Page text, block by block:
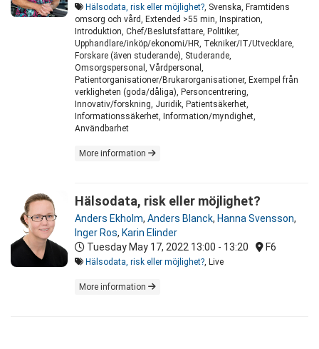
Hälsodata, risk eller möjlighet?, Svenska, Framtidens
omsorg och vård, Extended >55 min, Inspiration,
Introduktion, Chef/Beslutsfattare, Politiker,
Upphandlare/inköp/ekonomi/HR, Tekniker/IT/Utvecklare,
Forskare (även studerande), Studerande,
Omsorgspersonal, Vårdpersonal,
Patientorganisationer/Brukarorganisationer, Exempel från
verkligheten (goda/dåliga), Personcentrering,
Innovativ/forskning, Juridik, Patientsäkerhet,
Informationssäkerhet, Information/myndighet,
Användbarhet
More information
Hälsodata, risk eller möjlighet?
Anders Ekholm, Anders Blanck, Hanna Svensson,
Inger Ros, Karin Elinder
Tuesday May 17, 2022 13:00 - 13:20 F6
Hälsodata, risk eller möjlighet?, Live
More information